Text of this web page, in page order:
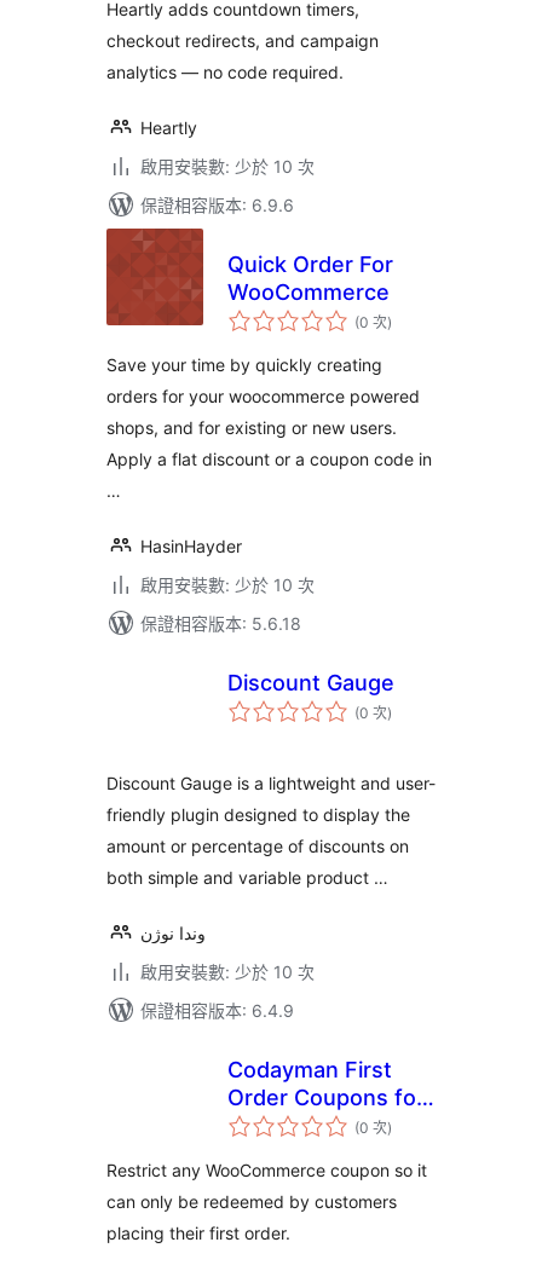
Heartly adds countdown timers,
checkout redirects, and campaign
analytics — no code required.
Heartly
啟用安裝數: 少於 10 次
保證相容版本: 6.9.6
Quick Order For
WooCommerce
(0 次評
分)
Save your time by quickly creating
orders for your woocommerce powered
shops, and for existing or new users.
Apply a flat discount or a coupon code in
…
HasinHayder
啟用安裝數: 少於 10 次
保證相容版本: 5.6.18
Discount Gauge
(0 次評
分)
Discount Gauge is a lightweight and user-
friendly plugin designed to display the
amount or percentage of discounts on
both simple and variable product …
وندا نوژن
啟用安裝數: 少於 10 次
保證相容版本: 6.4.9
Codayman First
Order Coupons for
WooCommerce
(0 次評
分
數
)
Restrict any WooCommerce coupon so it
can only be redeemed by customers
placing their first order.